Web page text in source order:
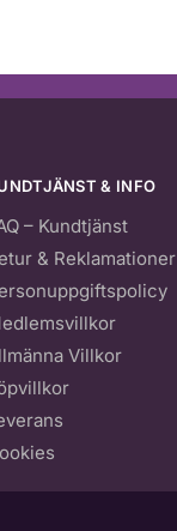
& INFO
– Kundtjänst
& Reklamationer
Villkor